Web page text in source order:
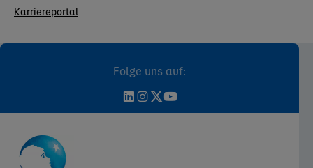
Karriereportal
Folge uns auf: